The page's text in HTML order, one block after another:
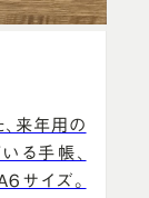
、来年用の
る手帳、
サイズ。